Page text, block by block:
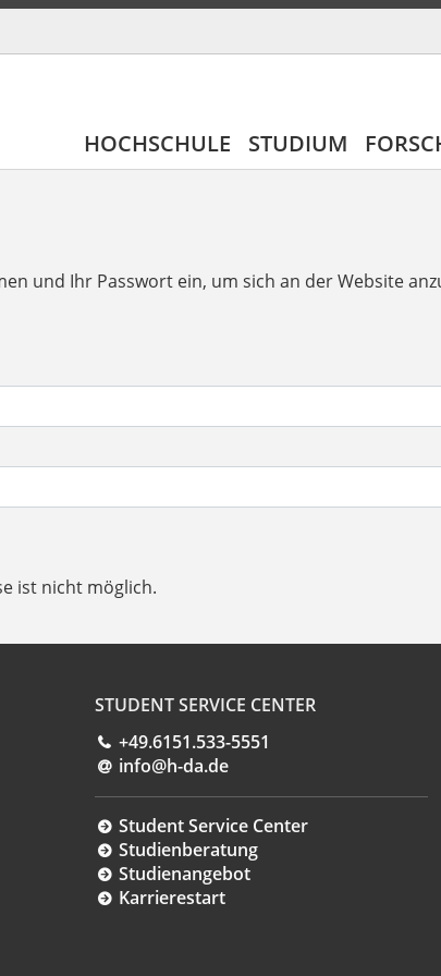
HOCHSCHULE STUDIUM
und Ihr Passwort ein, um sich an der Website
ist nicht möglich.
STUDENT SERVICE CENTER
+49.6151.533-5551
info@h-da.de
Student Service Center
Studienberatung
Studienangebot
Karrierestart